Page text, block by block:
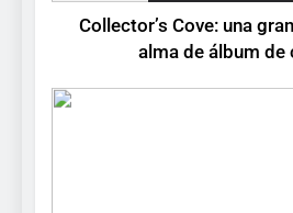
Collector’s Cove: una
alma de álbum de